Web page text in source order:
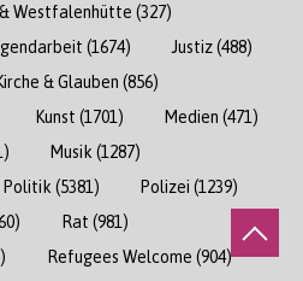
Westfalenhütte (327)
(1674) Justiz(488)
& Glauben (856)
Kunst (1701) Medien (471)
Musik (1287)
Politik (5381) Polizei (1239)
Rat (981)
Refugees Welcome (904)